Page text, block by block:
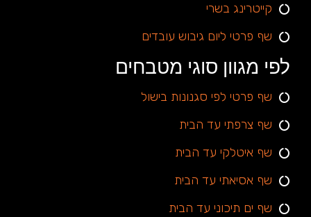
קייטרינג בשרי
שף פרטי ליום גיבוש עובדים
לפי מגוון סוגי מטבחים
שף פרטי לפי סגנונות בישול
שף צרפתי עד הבית
שף איטלקי עד הבית
שף אסיאתי עד הבית
שף ים תיכוני עד הבית